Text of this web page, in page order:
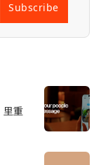
Subscribe
重